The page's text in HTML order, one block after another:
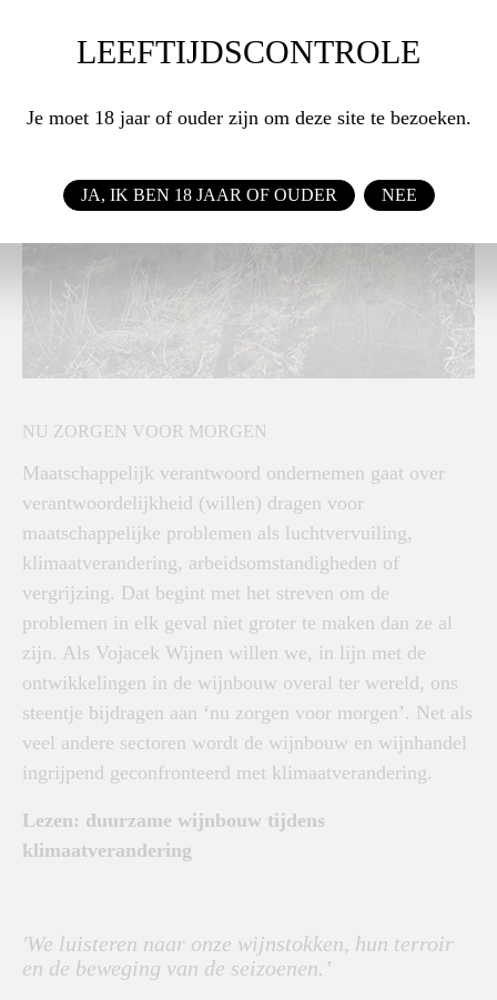
NU ZORGEN VOOR MORGEN
Maatschappelijk verantwoord ondernemen gaat over
verantwoordelijkheid (willen) dragen voor
maatschappelijke problemen als luchtvervuiling,
klimaatverandering, arbeidsomstandigheden of
vergrijzing. Dat begint met het streven om de
problemen in elk geval niet groter te maken dan ze al
zijn. Als Vojacek Wijnen willen we, in lijn met de
ontwikkelingen in de wijnbouw overal ter wereld, ons
steentje bijdragen aan ‘nu zorgen voor morgen’. Net als
veel andere sectoren wordt de wijnbouw en wijnhandel
ingrijpend geconfronteerd met klimaatverandering.
Lezen: duurzame wijnbouw tijdens
klimaatverandering
'We luisteren naar onze wijnstokken, hun terroir
en de beweging van de seizoenen.’
LEEFTIJDSCONTROLE
Je moet 18 jaar of ouder zijn om deze site te bezoeken.
JA, IK BEN 18 JAAR OF OUDER NEE